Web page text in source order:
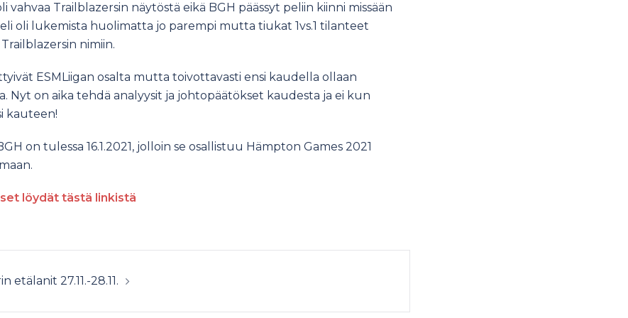
vahvaa Trailblazersin näytöstä eikä BGH päässyt peliin kiinni missään
oli lukemista huolimatta jo parempi mutta tiukat 1vs.1 tilanteet
nimiin.
ESMLiigan osalta mutta toivottavasti ensi kaudella ollaan
Nyt on aika tehdä analyysit ja johtopäätökset kaudesta ja ei kun
kauteen!
on tulessa 16.1.2021, jolloin se osallistuu Hämpton Games 2021
löydät tästä linkistä
etälanit 27.11.-28.11.